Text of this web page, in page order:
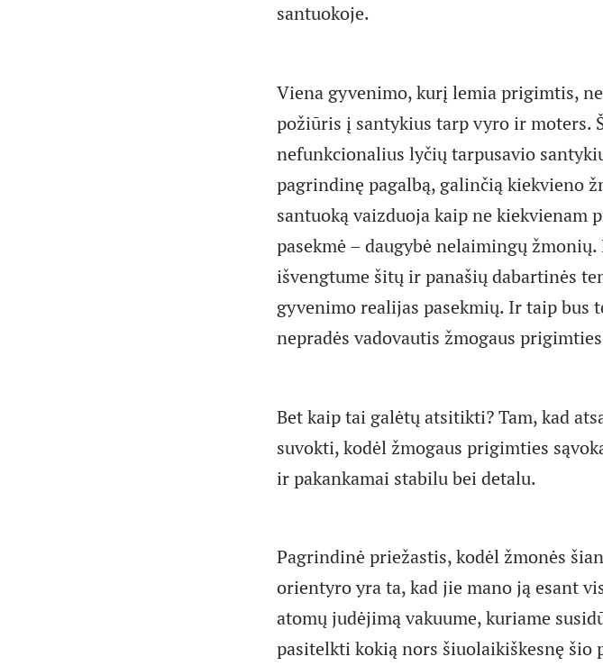
santuokoje.
Viena gyvenimo, kurį lemia prigimtis,
požiūris į santykius tarp vyro ir moters.
nefunkcionalius lyčių tarpusavio
pagrindinę pagalbą, galinčią kiekvieno
santuoką vaizduoja kaip ne kiekvienam
pasekmė – daugybė nelaimingų
išvengtume šitų ir panašių dabartinės
gyvenimo realijas pasekmių. Ir taip bus
nepradės vadovautis žmogaus
Bet kaip tai galėtų atsitikti? Tam, kad
suvokti, kodėl žmogaus prigimties
ir pakankamai stabilu bei detalu.
Pagrindinė priežastis, kodėl žmonės
orientyro yra ta, kad jie mano ją esant
atomų judėjimą vakuume, kuriame
pasitelkti kokią nors šiuolaikiškesnę